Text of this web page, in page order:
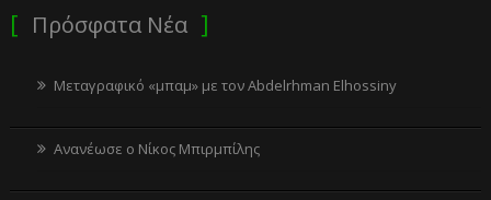
Πρόσφατα Νέα
Μεταγραφικό «μπαμ» με τον Abdelrhman Elhossiny
Ανανέωσε ο Νίκος Μπιρμπίλης